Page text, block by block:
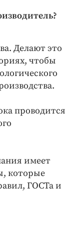
Делают это
чтобы
проводится
имеет
которые
ГОСТа и